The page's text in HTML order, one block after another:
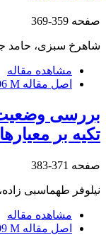
صفحه 359-369
شاهرخ سبزی، حامد
مشاهده مقاله
اصل مقاله M
بررسی
تکیه بر
صفحه 371-383
نیلوفر طهماسبی
مشاهده مقاله
اصل مقاله M